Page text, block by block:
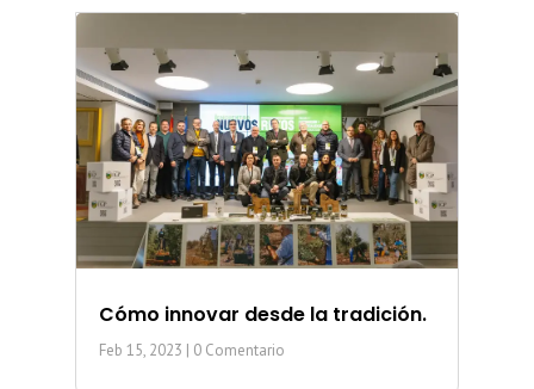
Cómo innovar desde la tradición.
Feb 15, 2023 | 0 Comentario